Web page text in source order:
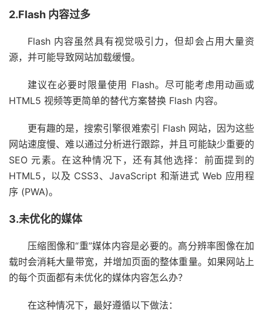
2.Flash 内容过多
Flash 内容虽然具有视觉吸引力，但却会占用大量资
源，并可能导致网站加载缓慢。
建议在必要时限量使用 Flash。尽可能考虑用动画或
HTML5 视频等更简单的替代方案替换 Flash 内容。
更有趣的是，搜索引擎很难索引 Flash 网站，因为这些
网站速度慢、难以通过分析进行跟踪，并且可能缺少重要的
SEO 元素。在这种情况下，还有其他选择：前面提到的
HTML5，以及 CSS3、JavaScript 和渐进式 Web 应用程
序 (PWA)。
3.未优化的媒体
压缩图像和“重”媒体内容是必要的。高分辨率图像在加
载时会消耗大量带宽，并增加页面的整体重量。如果网站上
的每个页面都有未优化的媒体内容怎么办？
在这种情况下，最好遵循以下做法：